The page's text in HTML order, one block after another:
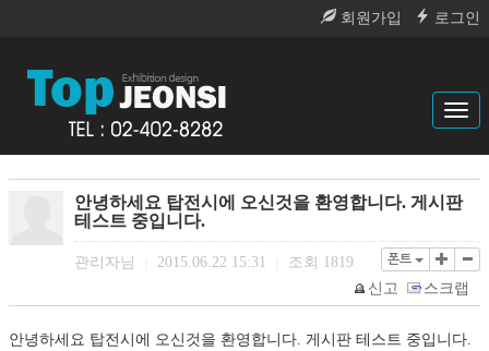
회원가입 로그인
안녕하세요 탑전시에 오신것을 환영합니다. 게시판
테스트 중입니다.
관리자님 2015.06.22 15:31 조회 1819 폰트
신고 스크랩
안녕하세요 탑전시에 오신것을 환영합니다. 게시판 테스트 중입니다.